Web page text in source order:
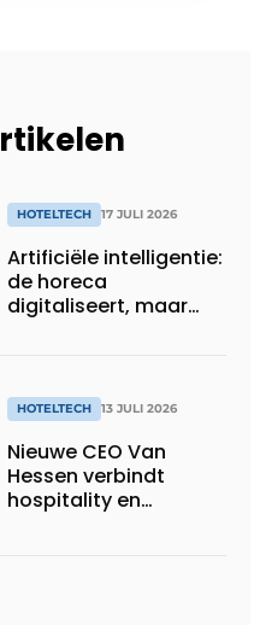
HOTELTECH 17 JULI 2026
Artificiële intelligentie:
de horeca
digitaliseert, maar
HOTELTECH 13 JULI 2026
Nieuwe CEO Van
Hessen verbindt
hospitality en